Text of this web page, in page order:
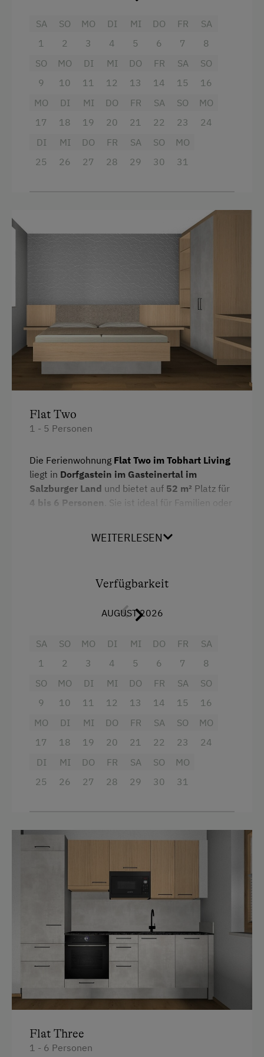
Bettwäsche vorhanden
Brötchenservice
E-Herd
Ferienwohnung ebenerdig
Transfer Bahnhof
Zeitungsservice
Kostenloses Internet
Freizeitaktivitäten am Betrieb und in der
Umgebung
Eisstockschießen
Erlebniswanderung
Erlebniswanderweg
Fahrradverleih
Fitnesscenter
Freibad
Heimatabend
Jogging-Routen
Klettern
Klettersteig
Kutschenfahrten
Leihrodeln
Liegewiese
Live Unterhaltung
Minigolf
Sonne genießen einlädt.
Ausstattung
Kaffeemaschine
Wasserkocher
Kühlschrank
Balkon/Terrasse
Mikrowelle
Bettwäsche
Geschirrspüler
Einzelbett
SA
1
SO
2
MO
3
DI
4
MI
5
DO
6
FR
7
SA
8
SO
9
MO
10
DI
11
MI
12
DO
13
FR
14
SA
15
SO
16
MO
17
DI
18
MI
19
DO
20
FR
21
SA
22
SO
23
MO
24
DI
25
MI
26
DO
27
FR
28
SA
29
SO
30
MO
31
Flat Two
1 - 5 Personen
Die Ferienwohnung Flat Two im Tobhart Living
liegt in Dorfgastein im Gasteinertal im
Salzburger Land und bietet auf 52 m² Platz für
4 bis 6 Personen . Sie ist ideal für Familien oder
Wohnung verfügt überzwei helle
mitKüchenzeile, Geschirrspüler,
undkostenloses WLAN
und schafft zusätzlichen Freiraum für
erholsame Urlaubstage in
Dorfgastein im
Ausstattung
Kühlschrank
Dusche
Balkon/Terrasse
Handtücher
Ausziehcouch
WEITERLESEN
Verfügbarkeit
AUGUST 2026
SA
1
SO
2
MO
3
DI
4
MI
5
DO
6
FR
7
SA
8
SO
9
MO
10
DI
11
MI
12
DO
13
FR
14
SA
15
SO
16
MO
17
DI
18
MI
19
DO
20
FR
21
SA
22
SO
23
MO
24
DI
25
MI
26
DO
27
FR
28
SA
29
SO
30
MO
31
Flat Three
1 - 6 Personen